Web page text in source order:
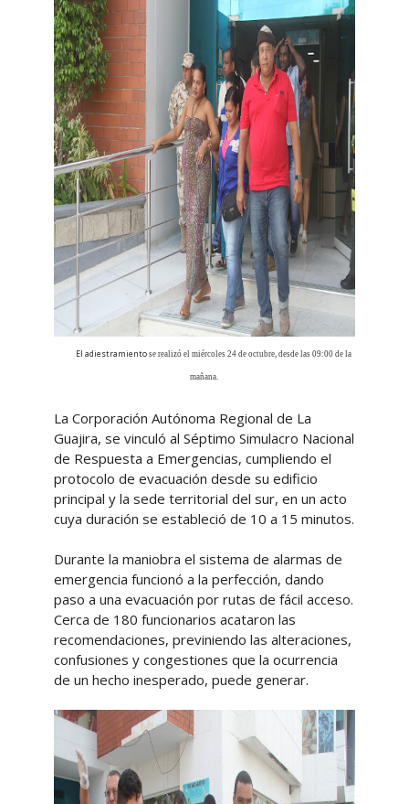
El adiestramiento se realizó el miércoles 24 de octubre, desde las 09:00 de la
mañana.
La Corporación Autónoma Regional de La
Guajira, se vinculó al Séptimo Simulacro Nacional
de Respuesta a Emergencias, cumpliendo el
protocolo de evacuación desde su edificio
principal y la sede territorial del sur, en un acto
cuya duración se estableció de 10 a 15 minutos.
Durante la maniobra el sistema de alarmas de
emergencia funcionó a la perfección, dando
paso a una evacuación por rutas de fácil acceso.
Cerca de 180 funcionarios acataron las
recomendaciones, previniendo las alteraciones,
confusiones y congestiones que la ocurrencia
de un hecho inesperado, puede generar.